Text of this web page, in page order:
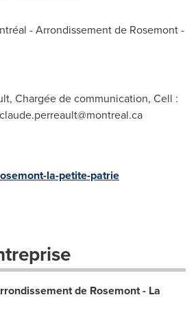
- Arrondissement de Rosemont -
Chargée de communication, Cell :
la-petite-patrie
de Rosemont - La